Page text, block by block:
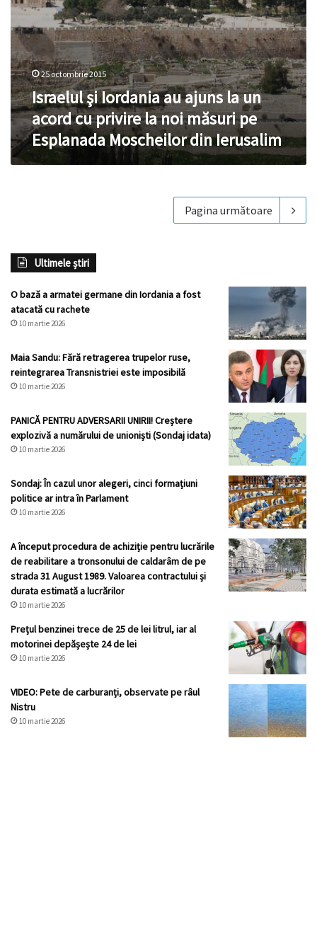
măsuri
pe
Esplanada
Moscheilor
din
Ierusalim
25 octombrie 2015
Israelul şi Iordania au ajuns la un
acord cu privire la noi măsuri pe
Esplanada Moscheilor din Ierusalim
Pagina următoare
Ultimele știri
O bază a armatei germane din Iordania a fost
atacată cu rachete
10 martie 2026
Maia Sandu: Fără retragerea trupelor ruse,
reintegrarea Transnistriei este imposibilă
10 martie 2026
PANICĂ PENTRU ADVERSARII UNIRII! Creștere
explozivă a numărului de unioniști (Sondaj idata)
10 martie 2026
Sondaj: În cazul unor alegeri, cinci formațiuni
politice ar intra în Parlament
10 martie 2026
A început procedura de achiziție pentru lucrările
de reabilitare a tronsonului de caldarâm de pe
strada 31 August 1989. Valoarea contractului și
durata estimată a lucrărilor
10 martie 2026
Prețul benzinei trece de 25 de lei litrul, iar al
motorinei depășește 24 de lei
10 martie 2026
VIDEO: Pete de carburanți, observate pe râul
Nistru
10 martie 2026